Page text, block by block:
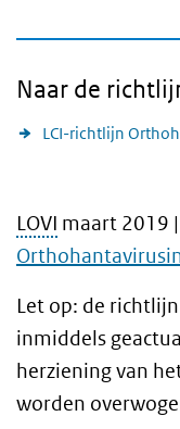
LOVI maart 2019
Let op: de
inmiddels
herziening van
worden
Naar de
LCI-richtlijn